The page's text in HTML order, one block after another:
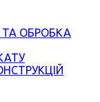
ТА ОБРОБКА